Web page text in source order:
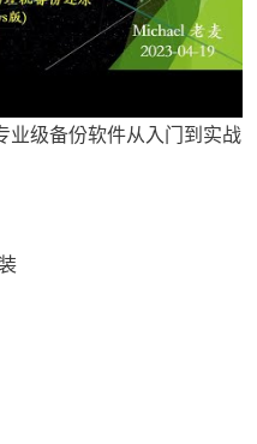
业级备份软件从入门到实战